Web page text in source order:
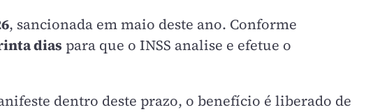
, sancionada em maio deste ano. Conforme
dias para que o INSS analise e efetue o
dentro deste prazo, o benefício é liberado de